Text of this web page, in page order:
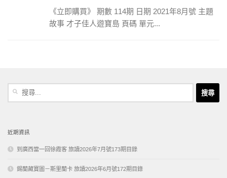
《立即購買》 期數 114期 日期 2021年8月號 主題
故事 才子佳人遊寶島 頁碼 單元...
近期資訊
到廣西當一回徐霞客 旅讀2026年7月號173期目錄
錫蘭藏寶圖－斯里蘭卡 旅讀2026年6月號172期目錄